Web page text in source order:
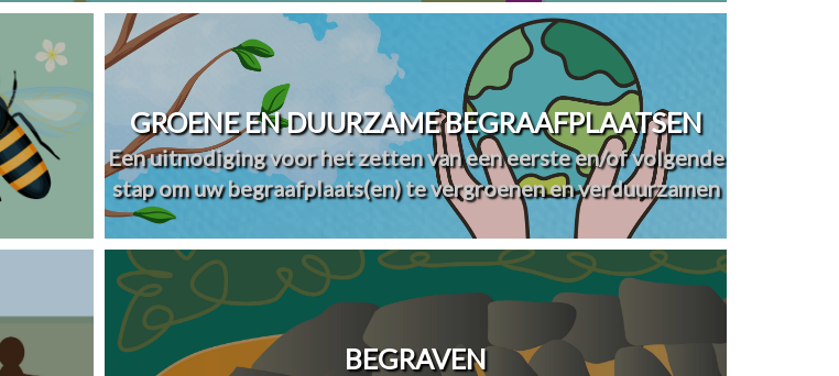
GROENE EN DUURZAME BEGRAAFPLAATSEN
Een uitnodiging voor het zetten van een eerste en/of volgende
stap om uw begraafplaats(en) te vergroenen en verduurzamen
BEGRAVEN